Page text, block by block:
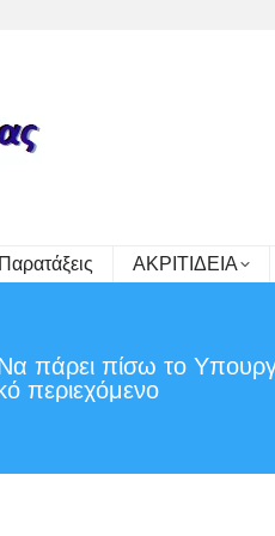
Παρατάξεις ΑΚΡΙΤΙΔΕΙΑ
πάρει πίσω το
περιεχόμενο